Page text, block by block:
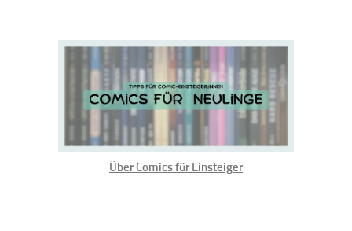
Über Comics für Einsteiger